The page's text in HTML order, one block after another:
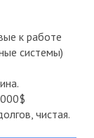
к работе
системы)
чистая.